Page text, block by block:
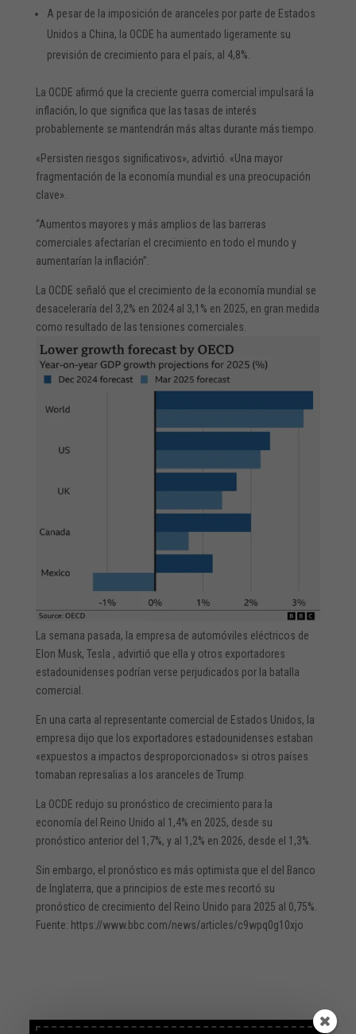
A pesar de la imposición de aranceles por parte de Estados
Unidos a China, la OCDE ha aumentado ligeramente su
previsión de crecimiento para el país, al 4,8%.
La OCDE afirmó que la creciente guerra comercial impulsará la
inflación, lo que significa que las tasas de interés
probablemente se mantendrán más altas durante más tiempo.
«Persisten riesgos significativos», advirtió. «Una mayor
fragmentación de la economía mundial es una preocupación
clave».
“Aumentos mayores y más amplios de las barreras
comerciales afectarían el crecimiento en todo el mundo y
aumentarían la inflación”.
La OCDE señaló que el crecimiento de la economía mundial se
desaceleraría del 3,2% en 2024 al 3,1% en 2025, en gran medida
como resultado de las tensiones comerciales.
La semana pasada, la empresa de automóviles eléctricos de
Elon Musk, Tesla , advirtió que ella y otros exportadores
estadounidenses podrían verse perjudicados por la batalla
comercial.
En una carta al representante comercial de Estados Unidos, la
empresa dijo que los exportadores estadounidenses estaban
«expuestos a impactos desproporcionados» si otros países
tomaban represalias a los aranceles de Trump.
La OCDE redujo su pronóstico de crecimiento para la
economía del Reino Unido al 1,4% en 2025, desde su
pronóstico anterior del 1,7%, y al 1,2% en 2026, desde el 1,3%.
Sin embargo, el pronóstico es más optimista que el del Banco
de Inglaterra, que a principios de este mes recortó su
pronóstico de crecimiento del Reino Unido para 2025 al 0,75%.
Fuente: https://www.bbc.com/news/articles/c9wpq0g10xjo